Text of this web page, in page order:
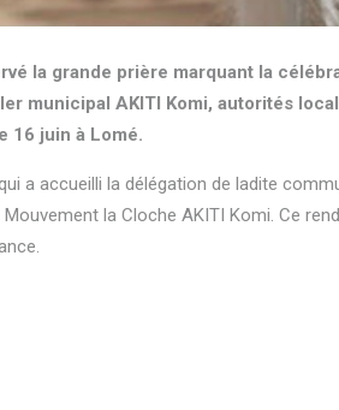
la grande prière marquant la
municipal AKITI Komi, autorités
16 juin à Lomé.
a accueilli la délégation de ladite
la Cloche AKITI Komi. Ce